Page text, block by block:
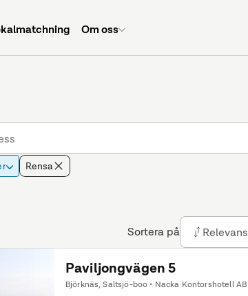
Om oss
Rensa
Sortera på Relevans
Paviljongvägen 5
Björknäs, Saltsjö-boo • Nacka Kontorshotell AB